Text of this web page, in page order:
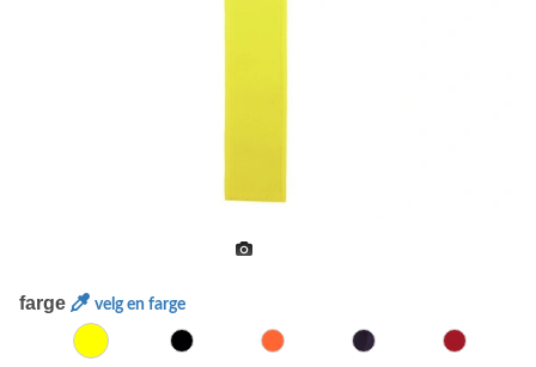
farge velg en farge